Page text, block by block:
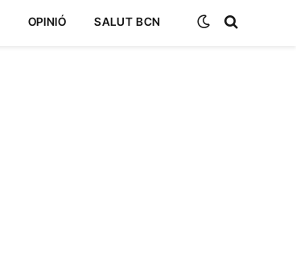
OPINIÓ SALUT BCN